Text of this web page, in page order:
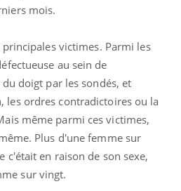
mois.
principales victimes. Parmi les
au sein de
doigt par les sondés, et
les ordres contradictoires ou la
même parmi ces victimes,
Plus d'une femme sur
c'était en raison de son sexe,
sur vingt.